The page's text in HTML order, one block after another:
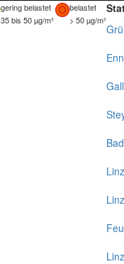
gering belastet
belastet
35 bis 50 µg/m³ > 50 µg/m³